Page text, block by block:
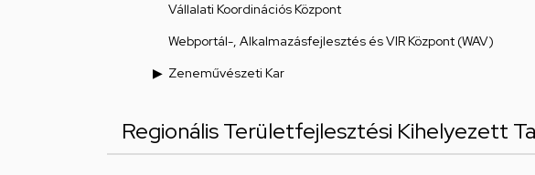
Vállalati Koordinációs Központ
Webportál-, Alkalmazásfejlesztés és VIR Központ (WAV)
Zeneművészeti Kar
Regionális Területfejlesztési Kihelyezett